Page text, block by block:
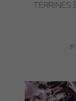
TERRINES